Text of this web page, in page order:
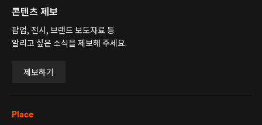
콘텐츠 제보
팝업, 전시, 브랜드 보도자료 등
알리고 싶은 소식을 제보해 주세요.
제보하기
Place